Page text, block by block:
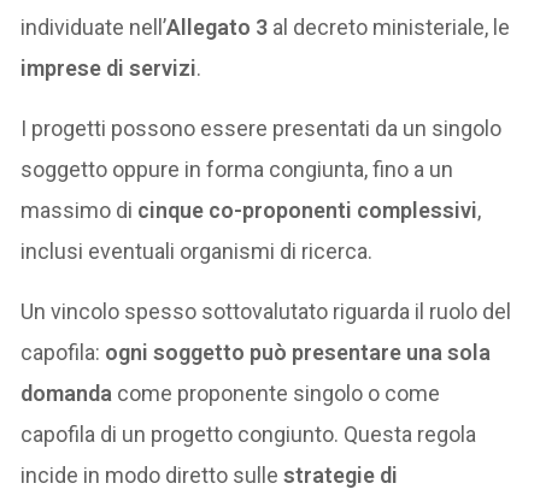
individuate nell’Allegato 3 al decreto ministeriale, le
imprese di servizi.
I progetti possono essere presentati da un singolo
soggetto oppure in forma congiunta, fino a un
massimo di cinque co-proponenti complessivi,
inclusi eventuali organismi di ricerca.
Un vincolo spesso sottovalutato riguarda il ruolo del
capofila: ogni soggetto può presentare una sola
domanda come proponente singolo o come
capofila di un progetto congiunto. Questa regola
incide in modo diretto sullestrategie di